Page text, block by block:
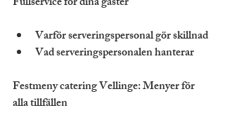
Varför serveringspersonal gör skillnad
Vad serveringspersonalen hanterar
Festmeny catering Vellinge: Menyer för
alla tillfällen